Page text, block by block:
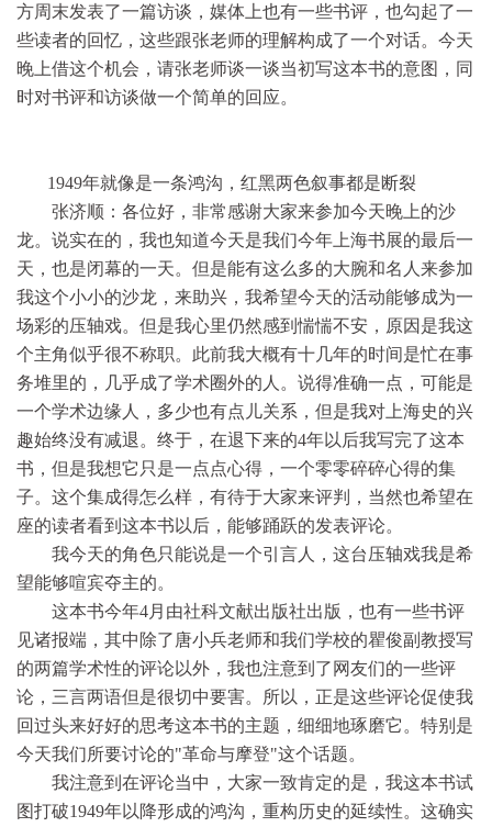
方周末发表了一篇访谈，媒体上也有一些书评，也勾起了一
些读者的回忆，这些跟张老师的理解构成了一个对话。今天
晚上借这个机会，请张老师谈一谈当初写这本书的意图，同
时对书评和访谈做一个简单的回应。
1949年就像是一条鸿沟，红黑两色叙事都是断裂
张济顺：各位好，非常感谢大家来参加今天晚上的沙
龙。说实在的，我也知道今天是我们今年上海书展的最后一
天，也是闭幕的一天。但是能有这么多的大腕和名人来参加
我这个小小的沙龙，来助兴，我希望今天的活动能够成为一
场彩的压轴戏。但是我心里仍然感到惴惴不安，原因是我这
个主角似乎很不称职。此前我大概有十几年的时间是忙在事
务堆里的，几乎成了学术圈外的人。说得准确一点，可能是
一个学术边缘人，多少也有点儿关系，但是我对上海史的兴
趣始终没有减退。终于，在退下来的4年以后我写完了这本
书，但是我想它只是一点点心得，一个零零碎碎心得的集
子。这个集成得怎么样，有待于大家来评判，当然也希望在
座的读者看到这本书以后，能够踊跃的发表评论。
我今天的角色只能说是一个引言人，这台压轴戏我是希
望能够喧宾夺主的。
这本书今年4月由社科文献出版社出版，也有一些书评
见诸报端，其中除了唐小兵老师和我们学校的瞿俊副教授写
的两篇学术性的评论以外，我也注意到了网友们的一些评
论，三言两语但是很切中要害。所以，正是这些评论促使我
回过头来好好的思考这本书的主题，细细地琢磨它。特别是
今天我们所要讨论的"革命与摩登"这个话题。
我注意到在评论当中，大家一致肯定的是，我这本书试
图打破1949年以降形成的鸿沟，重构历史的延续性。这确实